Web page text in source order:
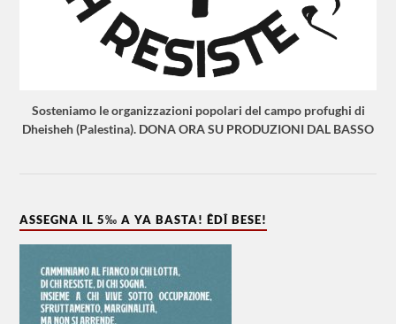
Sosteniamo le organizzazioni popolari del campo profughi di
Dheisheh (Palestina). DONA ORA SU PRODUZIONI DAL BASSO
ASSEGNA IL 5‰ A YA BASTA! ÊDÎ BESE!